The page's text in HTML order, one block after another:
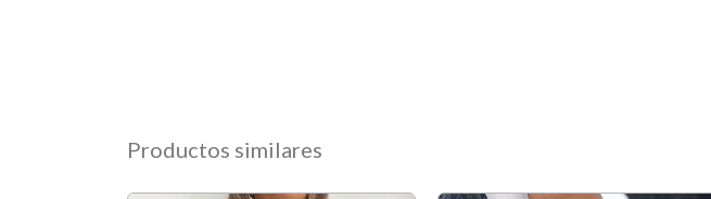
Productos similares